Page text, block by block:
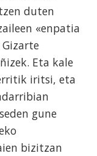
duten
«enpatia
Eta kale
iritsi, eta
gune
bizitzan